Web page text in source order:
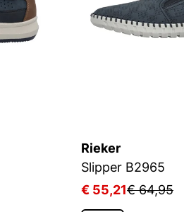
Rieker
Slipper B2965
€ 55,21€ 64,95